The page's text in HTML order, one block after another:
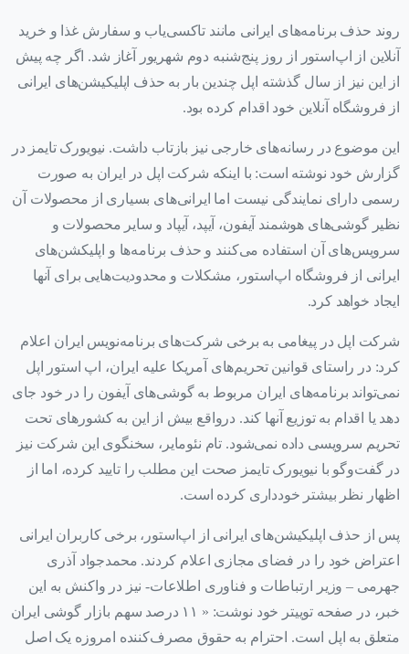
روند حذف برنامه‌های ایرانی مانند تاکسی‌یاب و سفارش غذا و خرید
آنلاین از اپ‌استور از روز پنج‌شنبه دوم شهریور آغاز شد. اگر چه پیش
از این نیز از سال گذشته اپل چندین بار به حذف اپلیکیشن‌های ایرانی
از فروشگاه آنلاین خود اقدام کرده بود.
این موضوع در رسانه‌های خارجی نیز بازتاب داشت. نیویورک تایمز در
گزارش خود نوشته است: با اینکه شرکت اپل در ایران به صورت
رسمی دارای نمایندگی نیست اما ایرانی‌های بسیاری از محصولات آن
نظیر گوشی‌های هوشمند آیفون، آیپد، آیپاد و سایر محصولات و
سرویس‌های آن استفاده می‌کنند و حذف برنامه‌ها و اپلیکشن‌های
ایرانی از فروشگاه اپ‌استور، مشکلات و محدودیت‌هایی برای آنها
ایجاد خواهد کرد.
شرکت اپل در پیغامی به برخی شرکت‌های برنامه‌نویس ایران اعلام
کرد: در راستای قوانین تحریم‌های آمریکا علیه ایران، اپ استور اپل
نمی‌تواند برنامه‌های ایران مربوط به گوشی‌های آیفون را در خود جای
دهد یا اقدام به توزیع آنها کند. درواقع بیش از این به کشورهای تحت
تحریم سرویسی داده نمی‌شود. تام نئومایر، سخنگوی این شرکت نیز
در گفت‌وگو با نیویورک تایمز صحت این مطلب را تایید کرده، اما از
اظهار نظر بیشتر خودداری کرده است.
پس از حذف اپلیکیشن‌های ایرانی از اپ‌استور، برخی کاربران ایرانی
اعتراض خود را در فضای مجازی اعلام کردند. محمدجواد آذری
جهرمی – وزیر ارتباطات و فناوری اطلاعات- نیز در واکنش به این
خبر، در صفحه توییتر خود نوشت: « ۱۱ درصد سهم بازار گوشی ایران
متعلق به اپل است. احترام به حقوق مصرف‌کننده امروزه یک اصل